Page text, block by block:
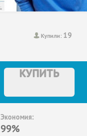
Купили: 19
КУПИТЬ
Экономия:
99%